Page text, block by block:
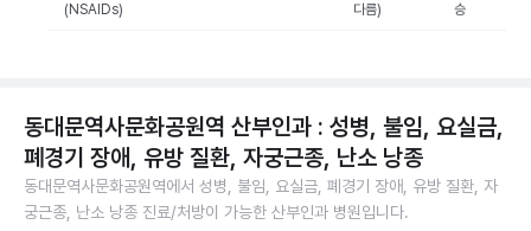
(NSAIDs)
다름)
승
동대문역사문화공원역 산부인과 : 성병, 불임, 요실금,
폐경기 장애, 유방 질환, 자궁근종, 난소 낭종
동대문역사문화공원역에서 성병, 불임, 요실금, 폐경기 장애, 유방 질환, 자
궁근종, 난소 낭종 진료/처방이 가능한 산부인과 병원입니다.